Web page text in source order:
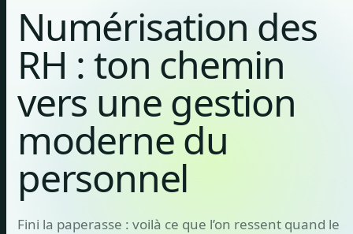
Numérisation des
RH : ton chemin
vers une gestion
moderne du
personnel
Fini la paperasse : voilà ce que l’on ressent quand le